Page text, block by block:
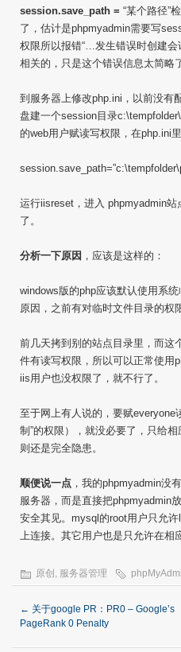
session.save_path = “某个路径”
了，估计是phpmyadmin需要写
权限所以报错“…发生错误时创建
相关的，只是这个错误信息太简略
到服务器上修改php.ini，以前没有
盘建一个session目录
的web用户赋读写权限，在php.ini
运行iisreset，进入 phpmyadmin
了。
分析一下原因 ，应该是这样的：
windows版的php应该默认使用系
原因，之前有对临时文件目录的权
前几天拷到别的站点目录里，而这
件有读写权限，所以可以正常使用
iis用户也没权限了，就不行了。
至于网上有人说的，要赋everyone
制”的权限），就没必要了，只给
则还是完全隐患。
顺便说一点 ，我的phpmyadmin没
服务器，而是直接把phpmyadmin
安全其见。mysql的root用户只允
上连接。其它用户也是只允许在相
原创 , 服务器管理
← 关于google PR：PR0 – Google’s
PageRank 0 Penalty